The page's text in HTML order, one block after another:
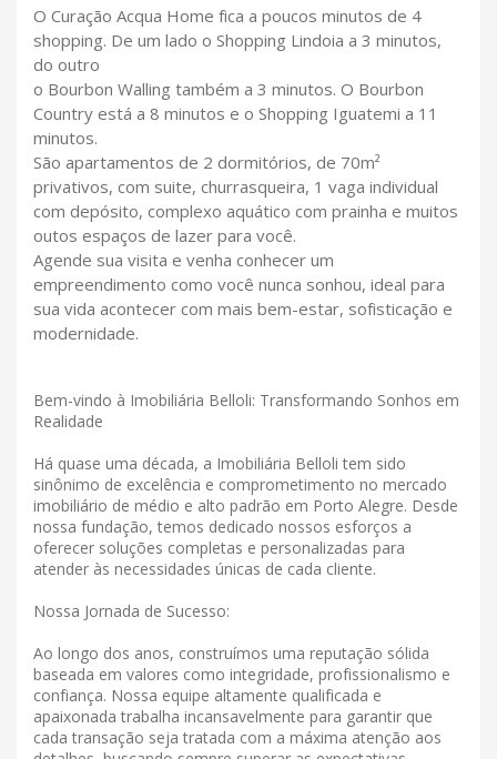
O Curação Acqua Home fica a poucos minutos de 4
shopping. De um lado o Shopping Lindoia a 3 minutos,
do outro
o Bourbon Walling também a 3 minutos. O Bourbon
Country está a 8 minutos e o Shopping Iguatemi a 11
minutos.
São apartamentos de 2 dormitórios, de 70m²
privativos, com suite, churrasqueira, 1 vaga individual
com depósito, complexo aquático com prainha e muitos
outos espaços de lazer para você.
Agende sua visita e venha conhecer um
empreendimento como você nunca sonhou, ideal para
sua vida acontecer com mais bem-estar, sofisticação e
modernidade.
Bem-vindo à Imobiliária Belloli: Transformando Sonhos em
Realidade
Há quase uma década, a Imobiliária Belloli tem sido
sinônimo de excelência e comprometimento no mercado
imobiliário de médio e alto padrão em Porto Alegre. Desde
nossa fundação, temos dedicado nossos esforços a
oferecer soluções completas e personalizadas para
atender às necessidades únicas de cada cliente.
Nossa Jornada de Sucesso:
Ao longo dos anos, construímos uma reputação sólida
baseada em valores como integridade, profissionalismo e
confiança. Nossa equipe altamente qualificada e
apaixonada trabalha incansavelmente para garantir que
cada transação seja tratada com a máxima atenção aos